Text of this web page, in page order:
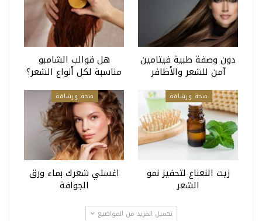
دون وصفة طبية فيتامين
آمن للشعر والأظافر
هل قوالب الشامبو
مناسبة لكل أنواع الشعر؟
صحة ورشاقة
زيت النعناع لتحفيز نمو
الشعر
صحة ورشاقة
اغسلي شعرك بماء ورق
الجوافة
تحميل المزيد من المواضيع